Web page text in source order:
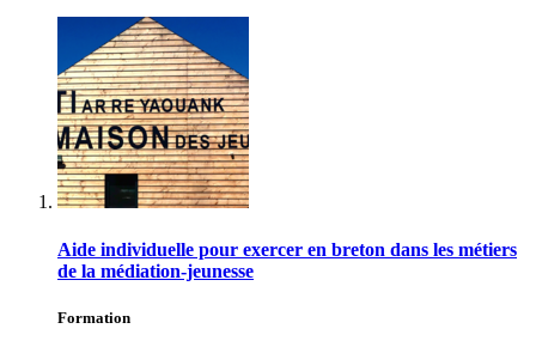
Aide individuelle pour exercer en breton dans les métiers
de la médiation-jeunesse
Formation